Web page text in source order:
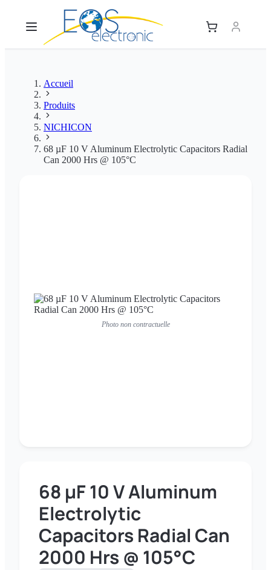
Accueil
Produits
NICHICON
68 µF 10 V Aluminum Electrolytic Capacitors Radial
Can 2000 Hrs @ 105°C
Photo non contractuelle
68 µF 10 V Aluminum
Electrolytic
Capacitors Radial Can
2000 Hrs @ 105°C